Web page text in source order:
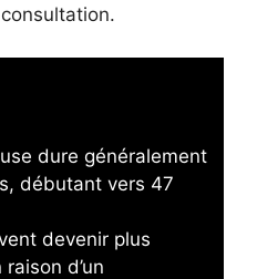
dure généralement
débutant vers 47
devenir plus
d’un